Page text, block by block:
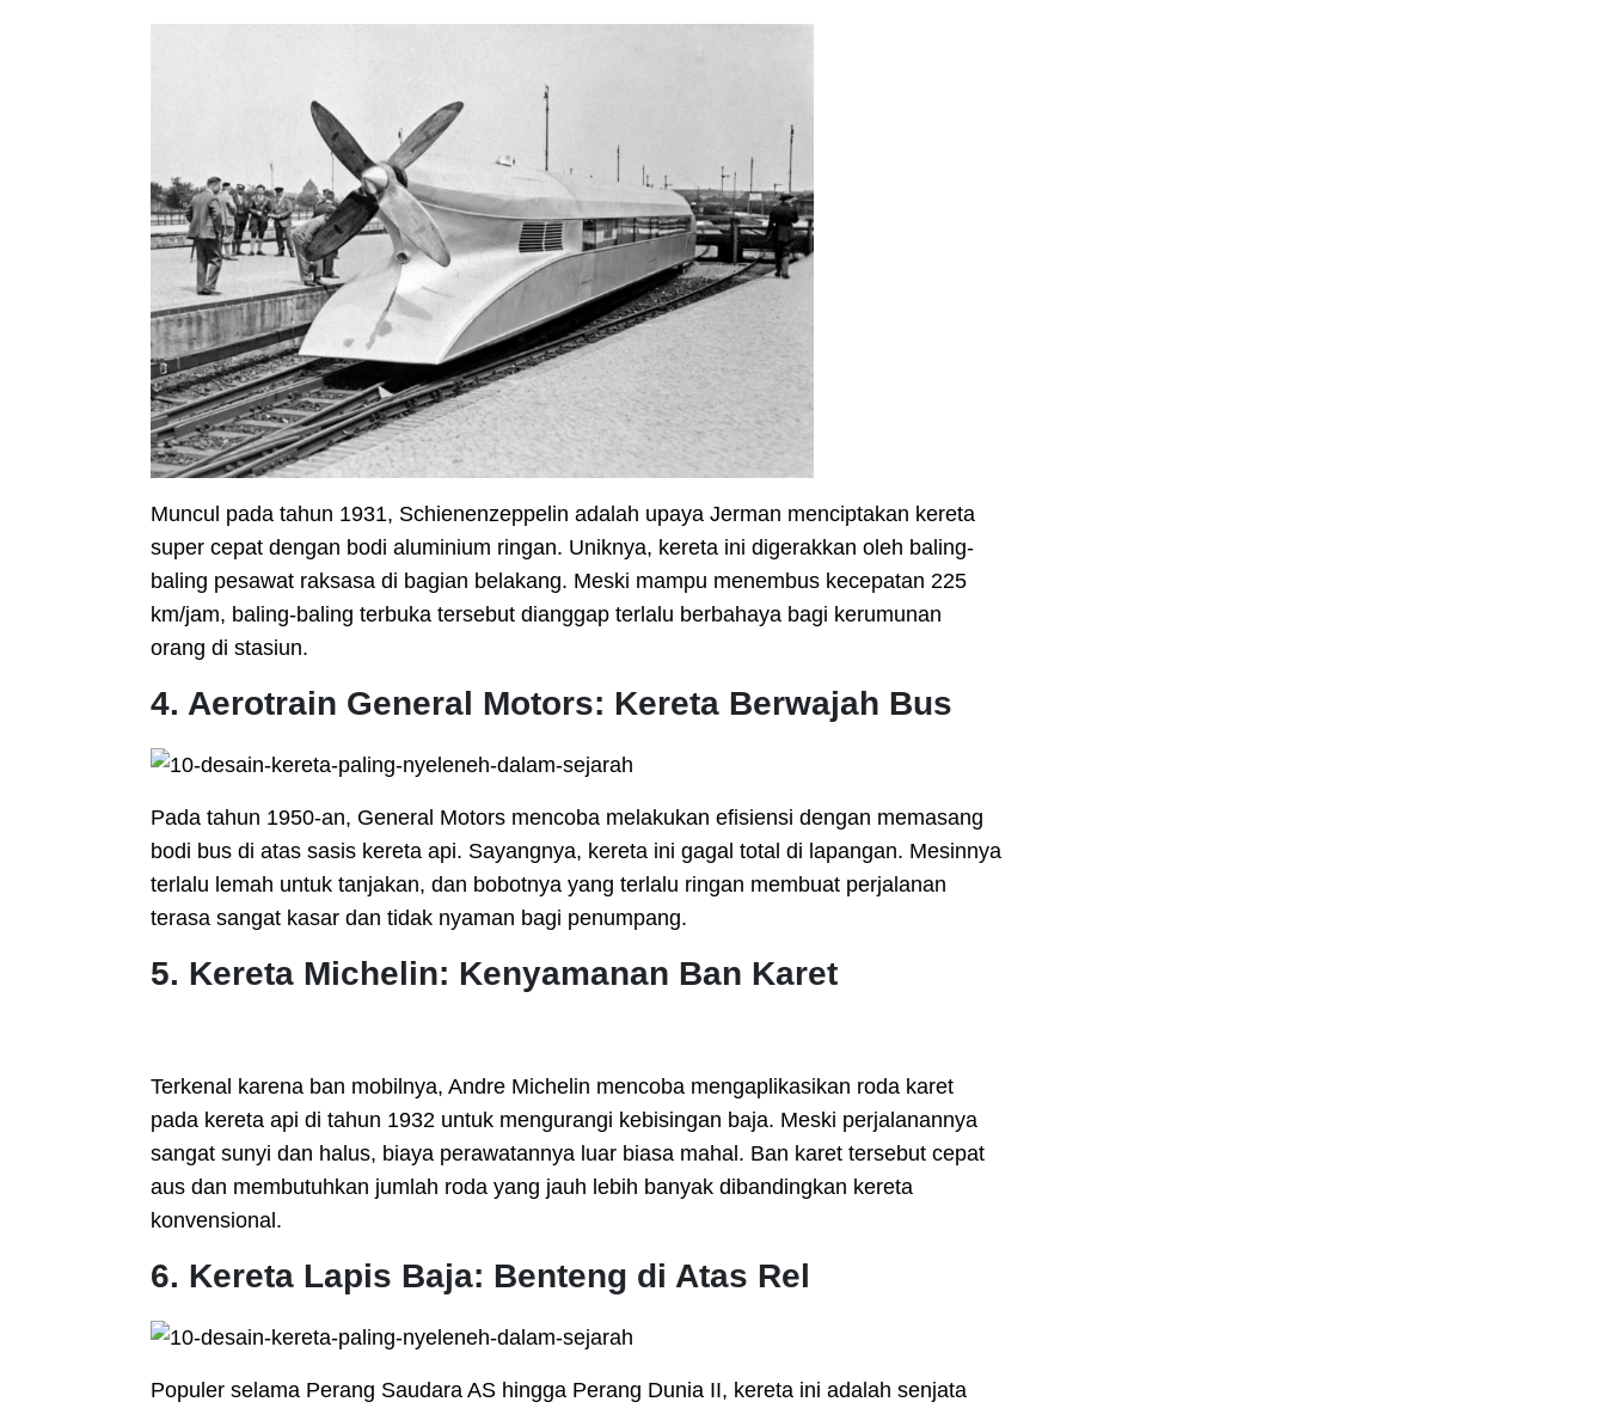
Muncul pada tahun 1931, Schienenzeppelin adalah upaya Jerman menciptakan kereta
super cepat dengan bodi aluminium ringan. Uniknya, kereta ini digerakkan oleh baling-
baling pesawat raksasa di bagian belakang. Meski mampu menembus kecepatan 225
km/jam, baling-baling terbuka tersebut dianggap terlalu berbahaya bagi kerumunan
orang di stasiun.
4. Aerotrain General Motors: Kereta Berwajah Bus
Pada tahun 1950-an, General Motors mencoba melakukan efisiensi dengan memasang
bodi bus di atas sasis kereta api. Sayangnya, kereta ini gagal total di lapangan. Mesinnya
terlalu lemah untuk tanjakan, dan bobotnya yang terlalu ringan membuat perjalanan
terasa sangat kasar dan tidak nyaman bagi penumpang.
5. Kereta Michelin: Kenyamanan Ban Karet
Terkenal karena ban mobilnya, Andre Michelin mencoba mengaplikasikan roda karet
pada kereta api di tahun 1932 untuk mengurangi kebisingan baja. Meski perjalanannya
sangat sunyi dan halus, biaya perawatannya luar biasa mahal. Ban karet tersebut cepat
aus dan membutuhkan jumlah roda yang jauh lebih banyak dibandingkan kereta
konvensional.
6. Kereta Lapis Baja: Benteng di Atas Rel
Populer selama Perang Saudara AS hingga Perang Dunia II, kereta ini adalah senjata